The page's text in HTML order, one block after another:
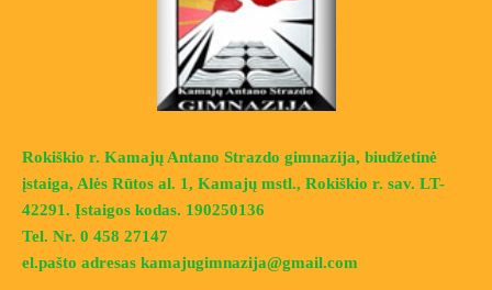
Rokiškio r. Kamajų Antano Strazdo gimnazija, biudžetinė
įstaiga, Alės Rūtos al. 1, Kamajų mstl., Rokiškio r. sav. LT-
42291. Įstaigos kodas. 190250136
Tel. Nr. 0 458 27147
el.pašto adresas kamajugimnazija@gmail.com